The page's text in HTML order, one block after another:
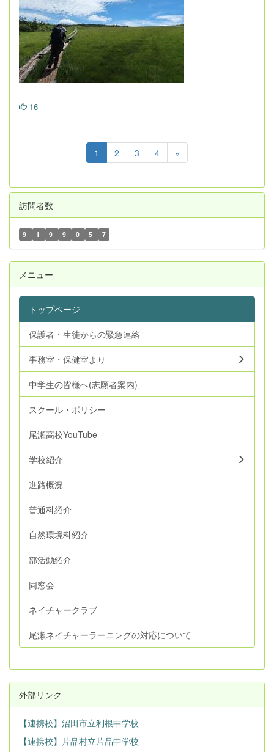
16
1 2 3 4 »
訪問者数
9 1 9 9 0 5 7
メニュー
トップページ
保護者・生徒からの緊急連絡
事務室・保健室より
中学生の皆様へ(志願者案内)
スクール・ポリシー
尾瀬高校YouTube
学校紹介
進路概況
普通科紹介
自然環境科紹介
部活動紹介
同窓会
ネイチャークラブ
尾瀬ネイチャーラーニングの対応について
外部リンク
【連携校】沼田市立利根中学校
【連携校】片品村立片品中学校